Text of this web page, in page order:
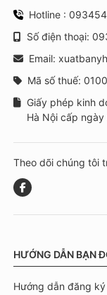
Hotline :
Số điện thoại:
Email:
Mã số thuế:
Giấy phép kinh
Hà Nội cấp ngày
Theo dõi chúng tôi
HƯỚNG DẪN BẠN
Hướng dẫn đăng